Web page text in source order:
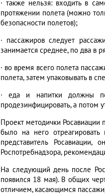
·также нельзя: входить в
протяжении полета (можно
безопасности полетов);
· пассажиров следует
занимается среднее, по два в
· во время всего полета
полета, затем упаковывать в
·еда и напитки должны
продезинфицировать, а потом
Проект методички
было на него отреагировать
представитель
Роспотребнадзора,
На следующий день после
появился 18 мая). В общих
отличием, касающимся